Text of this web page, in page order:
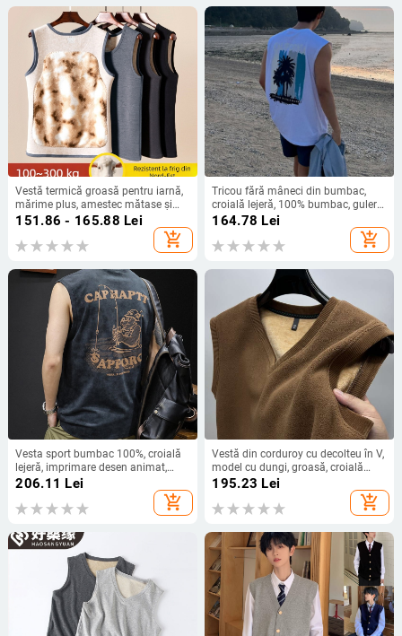
Vestă termică groasă pentru iarnă,
mărime plus, amestec mătase și
lână, strat de bază pentru protecția
151.86 - 165.88 Lei
add_shopping_cart
Tricou fără mâneci din bumbac,
croială lejeră, 100% bumbac, guler
rotund, imprimeu cu litere
164.78 Lei
add_shopping_cart
Vesta sport bumbac 100%, croială
lejeră, imprimare desen animat,
vară 2025
206.11 Lei
add_shopping_cart
Vestă din corduroy cu decolteu în V,
model cu dungi, groasă, croială
lejeră
195.23 Lei
add_shopping_cart